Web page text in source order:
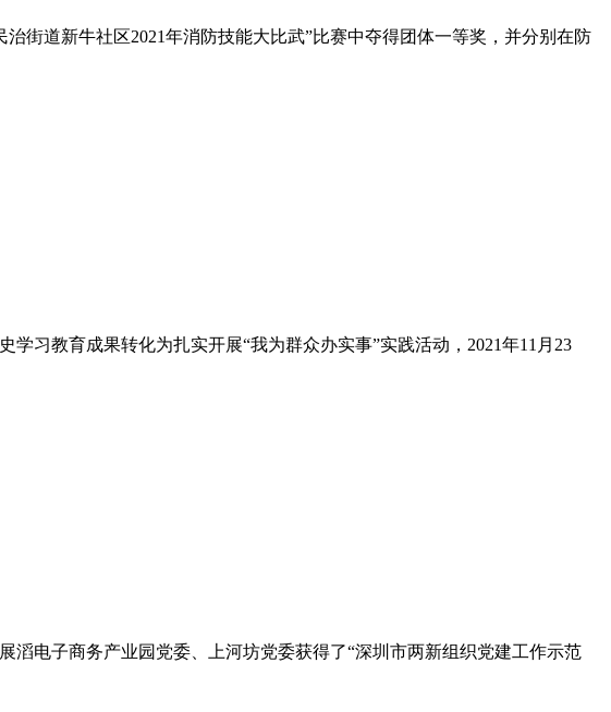
街道新牛社区2021年消防技能大比武”比赛中夺得团体一等奖，并分别在防
习教育成果转化为扎实开展“我为群众办实事”实践活动，2021年11月23
滔电子商务产业园党委、上河坊党委获得了“深圳市两新组织党建工作示范